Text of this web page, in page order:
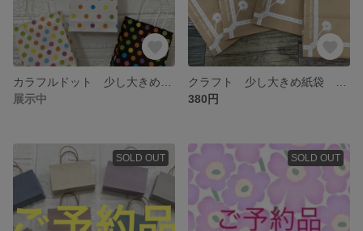
展示中
380円
SOLD OUT SOLD OUT